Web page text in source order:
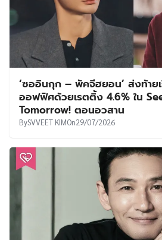
‘ซออินกุก – พัคจีฮยอน’ ส่งท้ายเ
ออฟฟิศด้วยเรตติ้ง 4.6% ใน
Tomorrow! ตอนอวสาน
BySVVEET KIMOn29/07/2026